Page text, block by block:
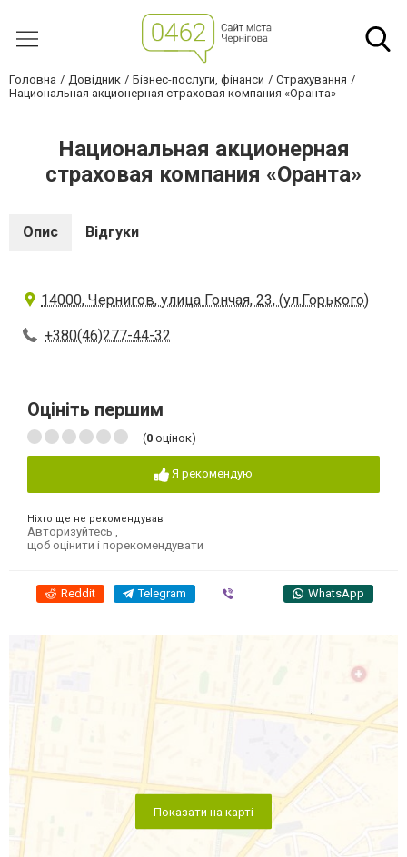
Головна Довідник Бізнес-послуги, фінанси
Страхування
Национальная акционерная страховая компания «Оранта»
Национальная акционерная
страховая компания «Оранта»
Опис Відгуки
14000, Чернигов, улица Гончая, 23, (ул.Горького)
+380(46)277-44-32
Оцініть першим
(0 оцінок)
Я рекомендую
Ніхто ще не рекомендував
Авторизуйтесь
щоб оцінити і порекомендувати
Reddit Telegram WhatsApp
Показати на карті